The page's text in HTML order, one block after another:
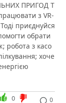
ПРИГОД Т
з VR-
приєднуйся
обрати
робота з касо
хоче
0
0